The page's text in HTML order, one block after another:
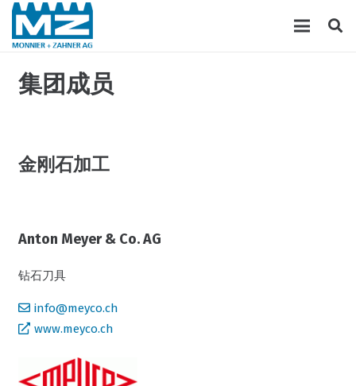
集团成员
金刚石加工
Anton Meyer & Co. AG
钻石刀具
info@meyco.ch
www.meyco.ch